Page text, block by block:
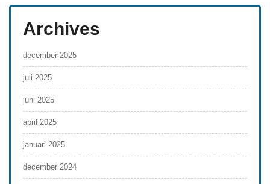
Archives
december 2025
juli 2025
juni 2025
april 2025
januari 2025
december 2024